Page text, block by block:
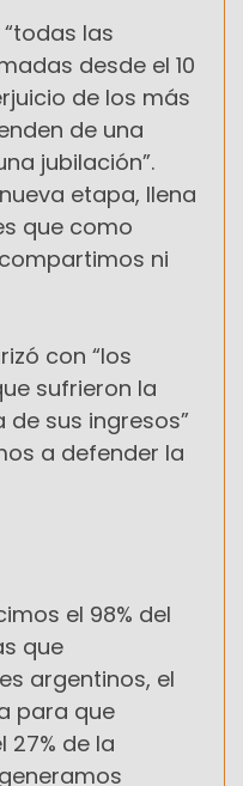
las
desde el 10
de los más
de una
jubilación”.
etapa, llena
que como
ni
con “los
sufrieron la
sus ingresos”
a defender la
el 98% del
que
argentinos, el
para que
27% de la